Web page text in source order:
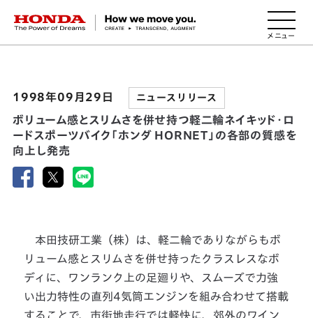
HONDA The Power of Dreams
1998年09月29日 ニュースリリース
ボリューム感とスリムさを併せ持つ軽二輪ネイキッド・ロ
ードスポーツバイク「ホンダ HORNET」の各部の質感を
向上し発売
本田技研工業（株）は、軽二輪でありながらもボ
リューム感とスリムさを併せ持ったクラスレスなボ
ディに、ワンランク上の足廻りや、スムーズで力強
い出力特性の直列4気筒エンジンを組み合わせて搭載
することで、市街地走行では軽快に、郊外のワイン